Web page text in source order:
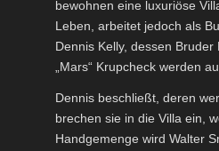
bewohnen eine luxuriöse
Leben, arbeitet jedoch als
Dennis Kelly, dessen
„Mars“ Krupcheck werden
Dennis beschließt, deren
brechen sie in die Villa ein,
Handgemenge wird Walter